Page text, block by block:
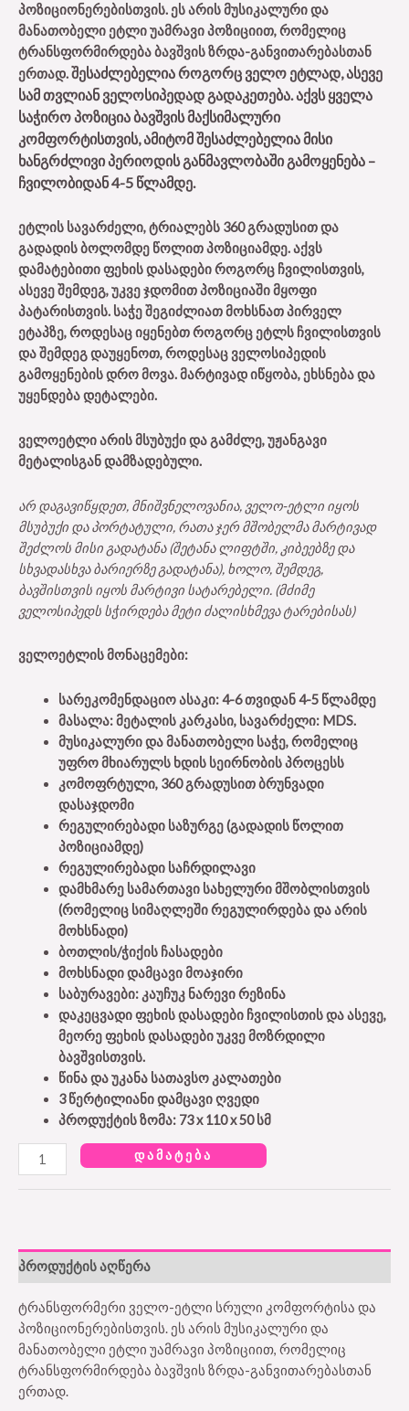
პოზიციონერებისთვის. ეს არის მუსიკალური და
მანათობელი ეტლი უამრავი პოზიციით, რომელიც
ტრანსფორმირდება ბავშვის ზრდა-განვითარებასთან
ერთად.შესაძლებელია როგორც ველო ეტლად, ასევე
სამ თვლიან ველოსიპედად გადაკეთება. აქვს ყველა
საჭირო პოზიცია ბავშვის მაქსიმალური
კომფორტისთვის, ამიტომ შესაძლებელია მისი
ხანგრძლივი პერიოდის განმავლობაში გამოყენება –
ჩვილობიდან 4-5 წლამდე.
ეტლის სავარძელი, ტრიალებს 360 გრადუსით და
გადადის ბოლომდე წოლით პოზიციამდე. აქვს
დამატებითი ფეხის დასადები როგორც ჩვილისთვის,
ასევე შემდეგ, უკვე ჯდომით პოზიციაში მყოფი
პატარისთვის. საჭე შეგიძლიათ მოხსნათ პირველ
ეტაპზე, როდესაც იყენებთ როგორც ეტლს ჩვილისთვის
და შემდეგ დაუყენოთ, როდესაც ველოსიპედის
გამოყენების დრო მოვა. მარტივად იწყობა, ეხსნება და
უყენდება დეტალები.
ველოეტლი არის მსუბუქი და გამძლე, უჟანგავი
მეტალისგან დამზადებული.
არ დაგავიწყდეთ, მნიშვნელოვანია, ველო-ეტლი იყოს
მსუბუქი და პორტატული, რათა ჯერ მშობელმა მარტივად
შეძლოს მისი გადატანა (შეტანა ლიფტში, კიბეებზე და
სხვადასხვა ბარიერზე გადატანა), ხოლო, შემდეგ,
ბავშისთვის იყოს მარტივი სატარებელი. (მძიმე
ველოსიპედს სჭირდება მეტი ძალისხმევა ტარებისას)
ველოეტლის მონაცემები:
სარეკომენდაციო ასაკი: 4-6 თვიდან 4-5 წლამდე
მასალა: მეტალის კარკასი, სავარძელი: MDS.
მუსიკალური და მანათობელი საჭე, რომელიც
უფრო მხიარულს ხდის სეირნობის პროცესს
კომოფრტული, 360 გრადუსით ბრუნვადი
დასაჯდომი
რეგულირებადი საზურგე (გადადის წოლით
პოზიციამდე)
რეგულირებადი საჩრდილავი
დამხმარე სამართავი სახელური მშობლისთვის
(რომელიც სიმაღლეში რეგულირდება და არის
მოხსნადი)
ბოთლის/ჭიქის ჩასადები
მოხსნადი დამცავი მოაჯირი
საბურავები: კაუჩუკ ნარევი რეზინა
დაკეცვადი ფეხის დასადები ჩვილისთის და ასევე,
მეორე ფეხის დასადები უკვე მოზრდილი
ბავშვისთვის.
წინა და უკანა სათავსო კალათები
3 წერტილიანი დამცავი ღვედი
პროდუქტის ზომა: 73 x 110 x 50 სმ
ᲓᲐᲛᲐᲢᲔᲑᲐ
პროდუქტის აღწერა
ტრანსფორმერი ველო-ეტლი სრული კომფორტისა და
პოზიციონერებისთვის. ეს არის მუსიკალური და
მანათობელი ეტლი უამრავი პოზიციით, რომელიც
ტრანსფორმირდება ბავშვის ზრდა-განვითარებასთან
ერთად.